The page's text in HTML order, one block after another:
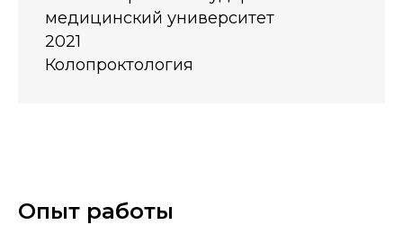
медицинский университет
2021
Колопроктология
Опыт работы